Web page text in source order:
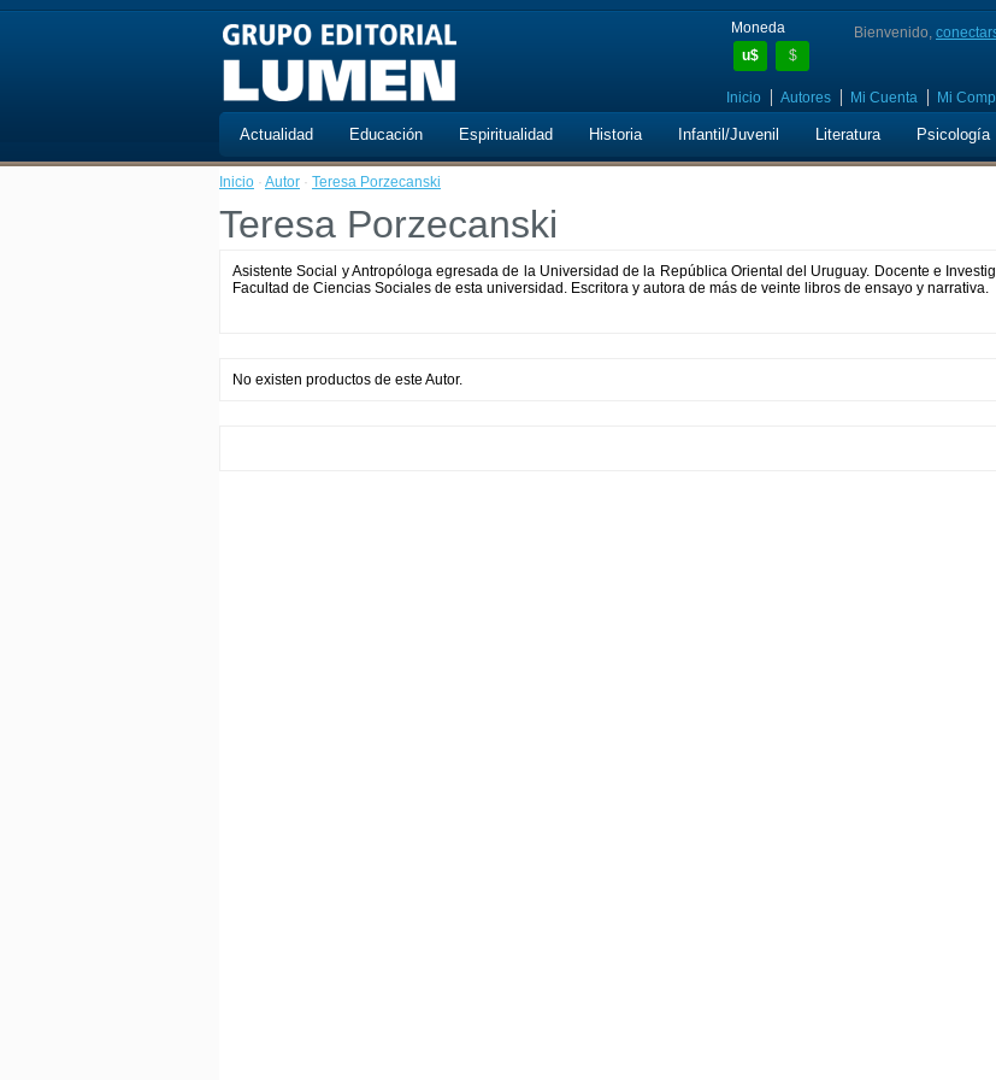
Moneda
u$
$
Bienvenido,
Inicio Autores Mi Cuenta Mi
Actualidad Educación Espiritualidad Historia Infantil/Juvenil Literatura Psicología
Inicio · Autor · Teresa Porzecanski
Teresa Porzecanski
Asistente Social y Antropóloga egresada de la Universidad de la República Oriental del Uruguay. Docente e
Facultad de Ciencias Sociales de esta universidad. Escritora y autora de más de veinte libros de ensayo y narrativa.
No existen productos de este Autor.